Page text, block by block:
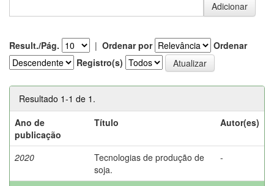
Result./Pág. | Ordenar por
Ordenar
Registro(s)
Resultado 1-1 de 1.
Ano de
publicação
Título Autor(es)
2020
Tecnologias de produção de
soja.
-